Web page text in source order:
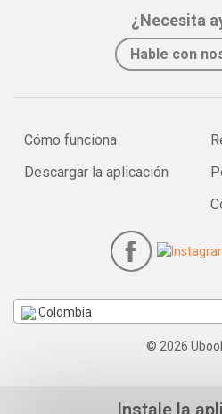
¿Necesita
Hable con
Cómo funciona
Descargar la aplicación
Colombia
© 2026
Instale la